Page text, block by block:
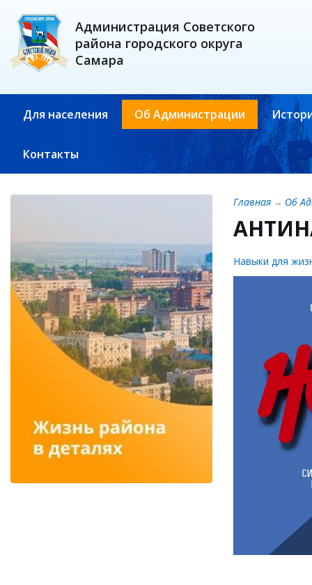
Администрация Советского
района городского округа
Самара
Для населения Об Администрации
Контакты
Главная → Об
Навыки для